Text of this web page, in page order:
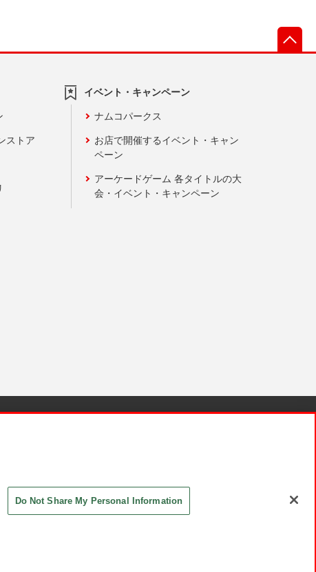
ストア
イベント・キャンペーン
ナムコパークス
お店で開催するイベント・キャン
ペーン
アーケードゲーム 各タイトルの大
会・イベント・キャンペーン
Do Not Share My Personal Information